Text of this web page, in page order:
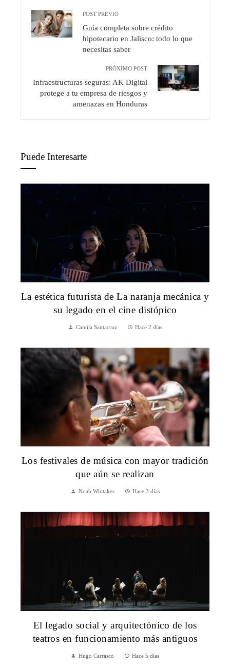
POST PREVIO
Guía completa sobre crédito
hipotecario en Jalisco: todo lo que
necesitas saber
PRÓXIMO POST
Infraestructuras seguras: AK Digital
protege a tu empresa de riesgos y
amenazas en Honduras
Puede Interesarte
La estética futurista de La naranja mecánica y
su legado en el cine distópico
Camila Santacruz Hace 2 días
Los festivales de música con mayor tradición
que aún se realizan
Noah Whitaker Hace 3 días
El legado social y arquitectónico de los
teatros en funcionamiento más antiguos
Hugo Carrasco Hace 5 días